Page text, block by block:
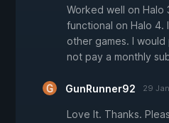
Worked well on
functional on Halo 4.
other games. I
not pay a monthly
GunRunner92 29 Jan
Love It. Thanks.